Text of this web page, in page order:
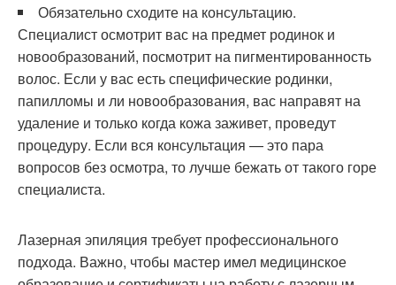
Обязательно сходите на консультацию.
Специалист осмотрит вас на предмет родинок и
новообразований, посмотрит на пигментированность
волос. Если у вас есть специфические родинки,
папилломы и ли новообразования, вас направят на
удаление и только когда кожа заживет, проведут
процедуру. Если вся консультация — это пара
вопросов без осмотра, то лучше бежать от такого горе
специалиста.
Лазерная эпиляция требует профессионального
подхода. Важно, чтобы мастер имел медицинское